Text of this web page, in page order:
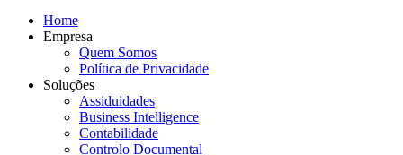
Home
Empresa
Quem Somos
Política de Privacidade
Soluções
Assiduidades
Business Intelligence
Contabilidade
Controlo Documental